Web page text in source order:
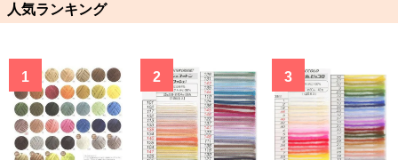
人気ランキング
1 2 3